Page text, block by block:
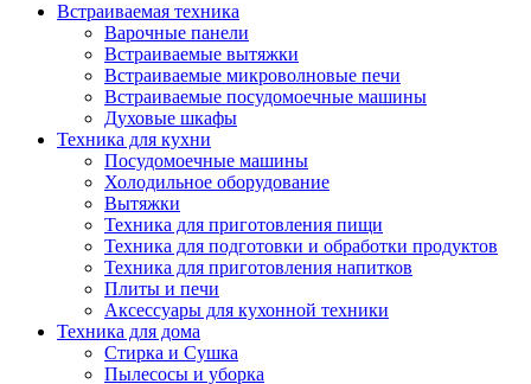
Встраиваемая техника
Варочные панели
Встраиваемые вытяжки
Встраиваемые микроволновые печи
Встраиваемые посудомоечные машины
Духовые шкафы
Техника для кухни
Посудомоечные машины
Холодильное оборудование
Вытяжки
Техника для приготовления пищи
Техника для подготовки и обработки продуктов
Техника для приготовления напитков
Плиты и печи
Аксессуары для кухонной техники
Техника для дома
Стирка и Сушка
Пылесосы и уборка